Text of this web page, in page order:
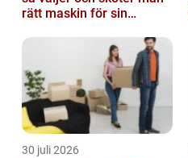
rätt maskin för sin
30 juli 2026